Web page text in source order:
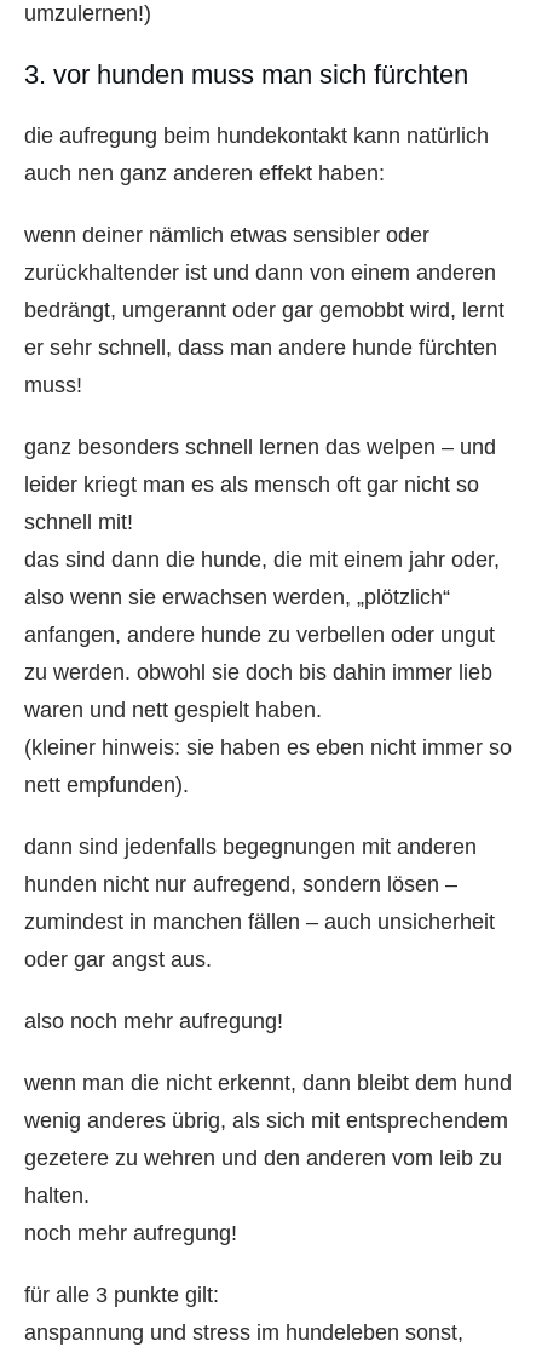
umzulernen!)
3. vor hunden muss man sich fürchten
die aufregung beim hundekontakt kann natürlich
auch nen ganz anderen effekt haben:
wenn deiner nämlich etwas sensibler oder
zurückhaltender ist und dann von einem anderen
bedrängt, umgerannt oder gar gemobbt wird, lernt
er sehr schnell, dass man andere hunde fürchten
muss!
ganz besonders schnell lernen das welpen – und
leider kriegt man es als mensch oft gar nicht so
schnell mit!
das sind dann die hunde, die mit einem jahr oder,
also wenn sie erwachsen werden, „plötzlich“
anfangen, andere hunde zu verbellen oder ungut
zu werden. obwohl sie doch bis dahin immer lieb
waren und nett gespielt haben.
(kleiner hinweis: sie haben es eben nicht immer so
nett empfunden).
dann sind jedenfalls begegnungen mit anderen
hunden nicht nur aufregend, sondern lösen –
zumindest in manchen fällen – auch unsicherheit
oder gar angst aus.
also noch mehr aufregung!
wenn man die nicht erkennt, dann bleibt dem hund
wenig anderes übrig, als sich mit entsprechendem
gezetere zu wehren und den anderen vom leib zu
halten.
noch mehr aufregung!
für alle 3 punkte gilt:
anspannung und stress im hundeleben sonst,